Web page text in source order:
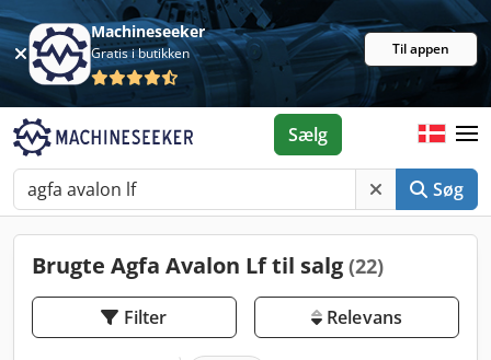
Machineseeker
Gratis i butikken Til appen
Søg
Sælg
Brugte Agfa Avalon Lf til salg (22)
Filter Relevans